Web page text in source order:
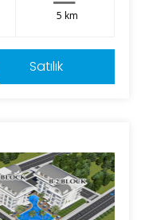
5 km
Satılık